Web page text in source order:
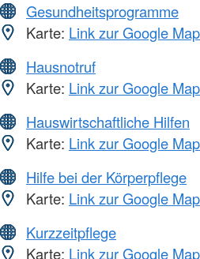
Gesundheitsprogramme
Karte: Link zur Google
Hausnotruf
Karte: Link zur Google
Hauswirtschaftliche Hilfen
Karte: Link zur Google
Hilfe bei der Körperpflege
Karte: Link zur Google
Kurzzeitpflege
Karte: Link zur Google